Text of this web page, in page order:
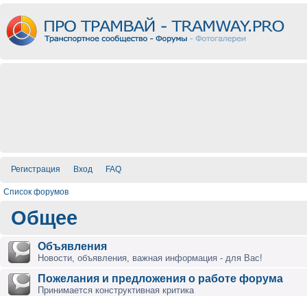
Регистрация Вход FAQ
Список форумов
Общее
Объявления
Новости, объявления, важная информация - для Вас!
Пожелания и предложения о работе форума
Принимается конструктивная критика